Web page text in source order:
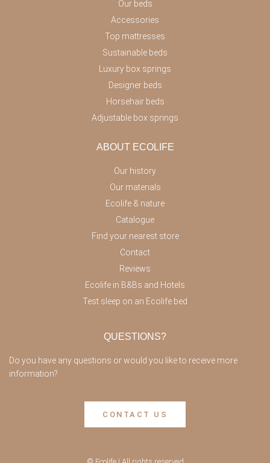
Our beds
Accessories
Top mattresses
Sustainable beds
Luxury box springs
Designer beds
Horsehair beds
Adjustable box springs
ABOUT ECOLIFE
Our history
Our materials
Ecolife & nature
Catalogue
Find your nearest store
Contact
Reviews
Ecolife in B&Bs and Hotels
Test sleep on an Ecolife bed
QUESTIONS?
Do you have any questions or would you like to receive more
information?
CONTACT US